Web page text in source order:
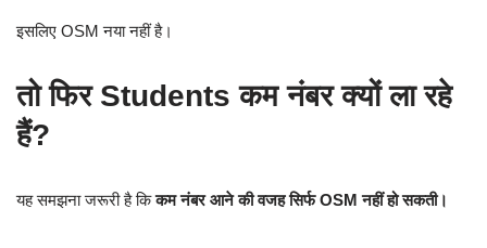
इसलिए OSM नया नहीं है।
तो फिर Students कम नंबर क्यों ला रहे
हैं?
यह समझना जरूरी है किकम नंबर आने की वजह सिर्फ OSM नहीं हो सकती।